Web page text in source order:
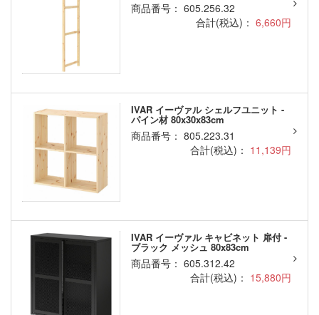
商品番号： 605.256.32
合計(税込)： 6,660円
IVAR イーヴァル シェルフユニット -
パイン材 80x30x83cm
商品番号： 805.223.31
合計(税込)： 11,139円
IVAR イーヴァル キャビネット 扉付 -
ブラック メッシュ 80x83cm
商品番号： 605.312.42
合計(税込)： 15,880円